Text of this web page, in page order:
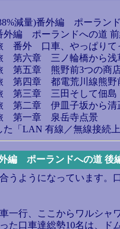
減量)番外編 ポーラン
外編 ポーランドへの道
番外 口車、やっぱりて
第六章 三ノ輪橋から浅
第五章 熊野前3つの商
第四章 都電荒川線熊野
第三章 三田そして佃島
第二章 伊皿子坂から清
第一章 泉岳寺点景
「LAN 有線／無線接続上
編 ポーランドへの道 後
ようになっています。
行、ここからワルシャ
た口車達総勢10名は、